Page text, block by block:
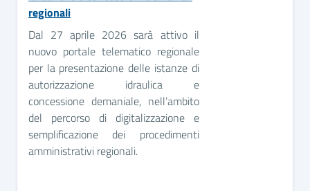
regionali
Dal 27 aprile 2026 sarà attivo il
nuovo portale telematico regionale
per la presentazione delle istanze di
autorizzazione idraulica e
concessione demaniale, nell’ambito
del percorso di digitalizzazione e
semplificazione dei procedimenti
amministrativi regionali.